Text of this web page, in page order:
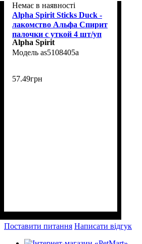
Немає в наявності
Alpha Spirit Sticks Duck -
лакомство Альфа Спирит
палочки с уткой 4 шт/уп
Alpha Spirit
as5108405а
57.49грн
Поставити питання Написати відгук